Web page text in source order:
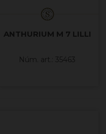
ANTHURIUM M 7 LILLI
Núm. art.: 35463